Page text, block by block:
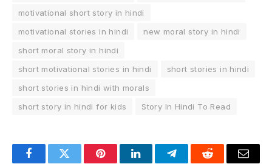
motivational short story in hindi
motivational stories in hindi
new moral story in hindi
short moral story in hindi
short motivational stories in hindi
short stories in hindi
short stories in hindi with morals
short story in hindi for kids
Story In Hindi To Read